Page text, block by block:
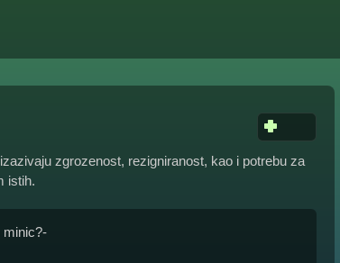
zgrozenost, rezigniranost, kao i potrebu za
istih.
minic?-